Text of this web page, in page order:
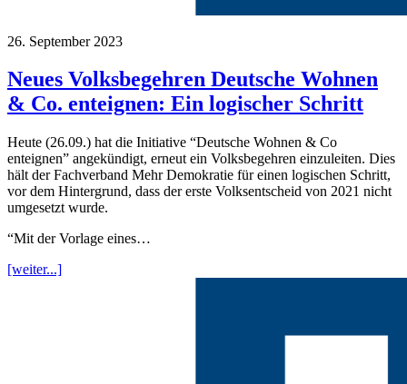
26. September 2023
Neues Volksbegehren Deutsche Wohnen
& Co. enteignen: Ein logischer Schritt
Heute (26.09.) hat die Initiative “Deutsche Wohnen & Co
enteignen” angekündigt, erneut ein Volksbegehren einzuleiten. Dies
hält der Fachverband Mehr Demokratie für einen logischen Schritt,
vor dem Hintergrund, dass der erste Volksentscheid von 2021 nicht
umgesetzt wurde.
“Mit der Vorlage eines…
[weiter...]